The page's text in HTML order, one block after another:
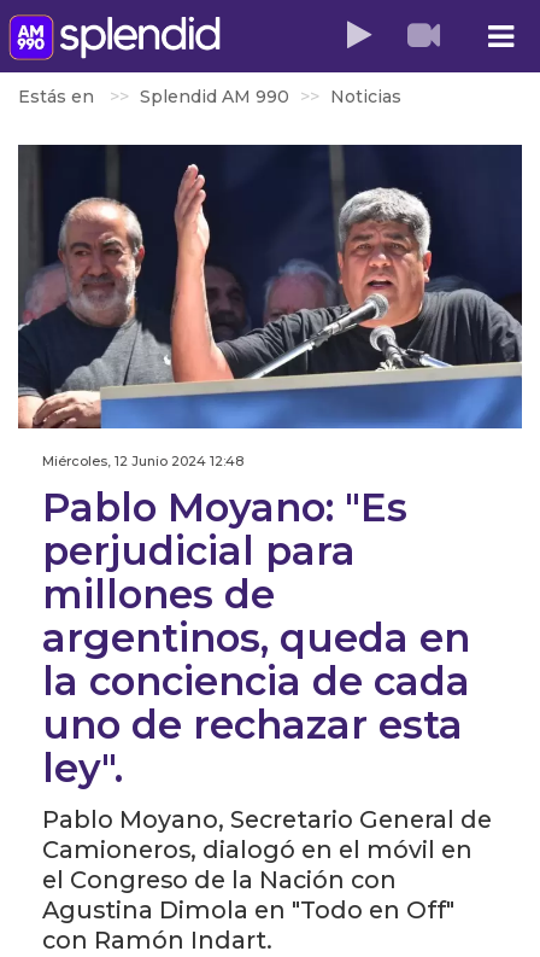
Estás en Splendid AM 990 Noticias
Miércoles, 12 Junio 2024 12:48
Pablo Moyano: "Es
perjudicial para
millones de
argentinos, queda en
la conciencia de cada
uno de rechazar esta
ley".
Pablo Moyano, Secretario General de
Camioneros, dialogó en el móvil en
el Congreso de la Nación con
Agustina Dimola en "Todo en Off"
con Ramón Indart.